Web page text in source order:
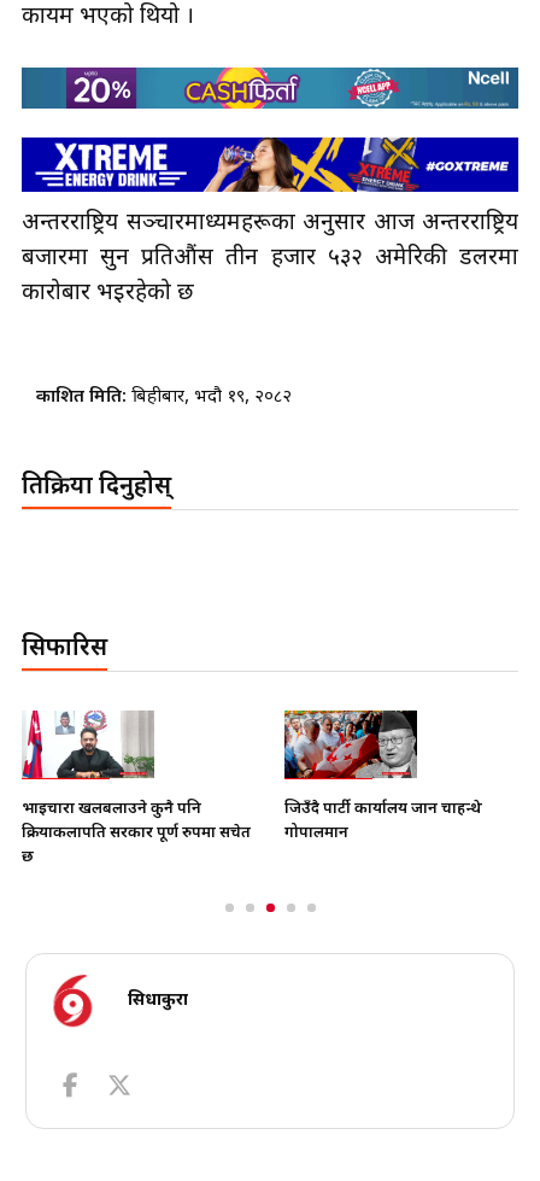
कायम भएको थियो ।
अन्तरराष्ट्रिय सञ्चारमाध्यमहरूका अनुसार आज अन्तरराष्ट्रिय
बजारमा सुन प्रतिऔंस तीन हजार ५३२ अमेरिकी डलरमा
कारोबार भइरहेको छ
प्रकाशित मिति: बिहीबार, भदौ १९, २०८२
प्रतिक्रिया दिनुहोस्
सिफारिस
भाइचारा खलबलाउने कुनै पनि
क्रियाकलापप्रति सरकार पूर्ण रुपमा सचेत
छ
जिउँदै पार्टी कार्यालय जान चाहन्थे
गोपालमान
सिधाकुरा